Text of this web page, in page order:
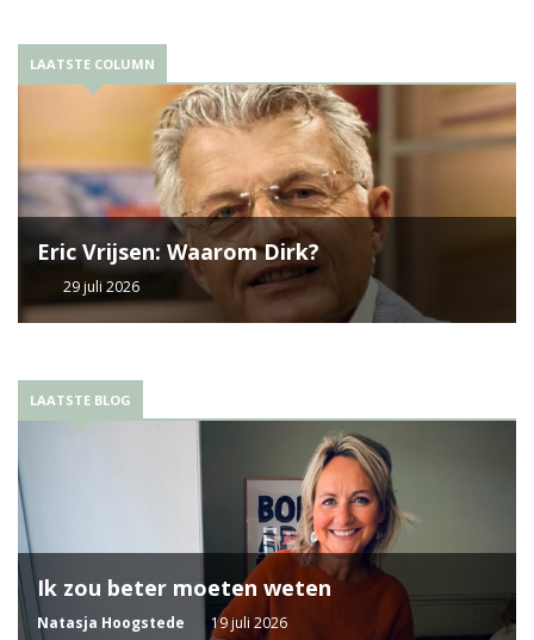
LAATSTE COLUMN
Eric Vrijsen: Waarom Dirk?
29 juli 2026
LAATSTE BLOG
Ik zou beter moeten weten
Natasja Hoogstede 19 juli 2026